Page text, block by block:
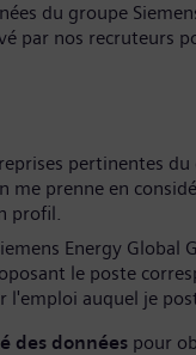
du groupe
par nos recruteurs
pertinentes
me prenne en
profil.
Energy Global
le poste
l'emploi auquel je
des données pour